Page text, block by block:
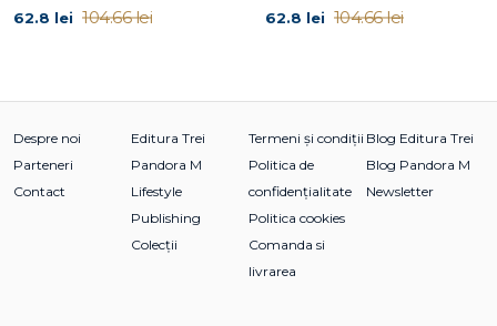
62.8 lei 104.66 lei 62.8 lei 104.66 lei
Despre noi
Parteneri
Contact
Editura Trei
Pandora M
Lifestyle
Publishing
Colecții
Termeni și condiții
Politica de
confidențialitate
Politica cookies
Comanda si
livrarea
Blog Editura Trei
Blog Pandora M
Newsletter